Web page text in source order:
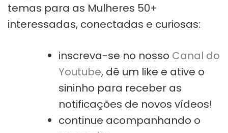
temas para as Mulheres 50+
interessadas, conectadas e curiosas:
inscreva-se no nosso Canal do
Youtube, dê um like e ative o
sininho para receber as
notificações de novos vídeos!
continue acompanhando o